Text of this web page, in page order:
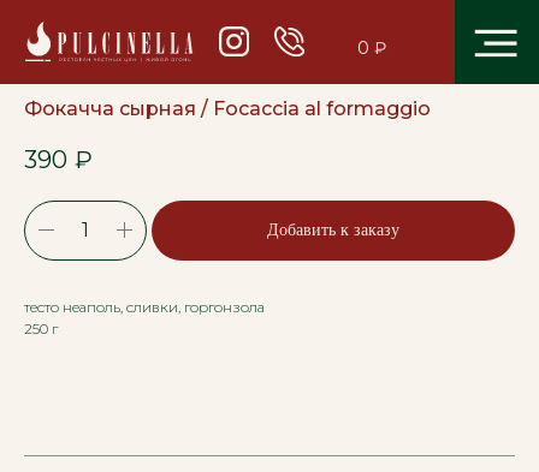
0 ₽
Фокачча сырная / Focaccia al formaggio
390 ₽
Добавить к заказу
тесто неаполь, сливки, горгонзола
250 г